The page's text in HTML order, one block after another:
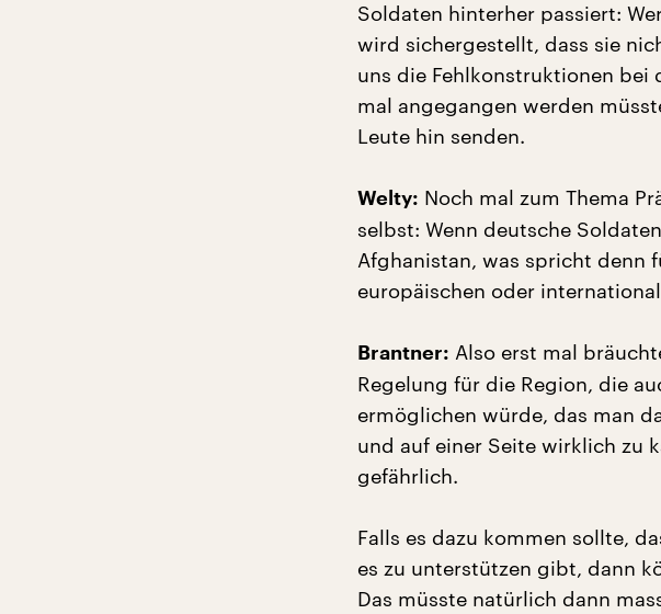
Soldaten hinterher passiert:
wird sichergestellt, dass sie
uns die Fehlkonstruktionen bei
mal angegangen werden
Leute hin senden.
Welty: Noch mal zum Thema
selbst: Wenn deutsche
Afghanistan, was spricht denn
europäischen oder
Brantner: Also erst mal
Regelung für die Region, die
ermöglichen würde, das man
und auf einer Seite wirklich zu
gefährlich.
Falls es dazu kommen sollte,
es zu unterstützen gibt, dann
Das müsste natürlich dann